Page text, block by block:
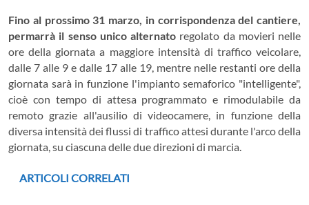
Fino al prossimo 31 marzo, in corrispondenza del cantiere,
permarrà il senso unico alternato regolato da movieri nelle
ore della giornata a maggiore intensità di traffico veicolare,
dalle 7 alle 9 e dalle 17 alle 19, mentre nelle restanti ore della
giornata sarà in funzione l'impianto semaforico "intelligente",
cioè con tempo di attesa programmato e rimodulabile da
remoto grazie all'ausilio di videocamere, in funzione della
diversa intensità dei flussi di traffico attesi durante l'arco della
giornata, su ciascuna delle due direzioni di marcia.
ARTICOLI CORRELATI